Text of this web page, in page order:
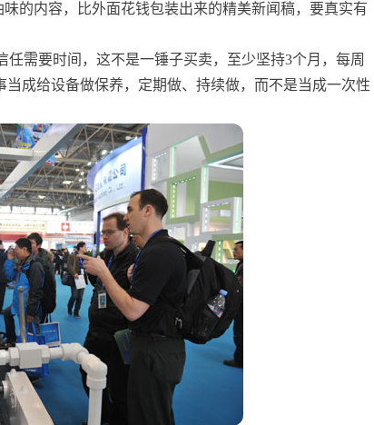
的内容，比外面花钱包装出来的精美新闻稿，要真实有
任需要时间，这不是一锤子买卖，至少坚持3个月，每周
成给设备做保养，定期做、持续做，而不是当成一次性